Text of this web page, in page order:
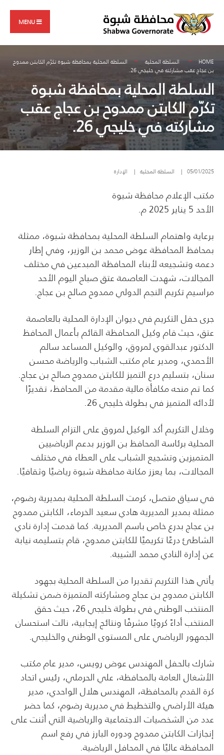
content
MENU
HOME السلطة المحلية
السلطة المحلية بمحافظة شبوة تكرّم الكابتن ممدوح
بن عجاج عقب مشاركته في خليجي 26.
السلطة المحلية بمحافظة شبوة
تكرّم الكابتن ممدوح بن عجاج عقب
مشاركته في خليجي 26.
05/01/2025
| السلطة المحلية | الإدارة
مكتب الإعلام محافظة شبوة
الأحد 5 يناير 2025 م.
برعاية واهتمام السلطة المحلية بمحافظة شبوة، ممثلة
بمحافظ المحافظة عوض محمد بن الوزير، وفي إطار
دعمه وتشجيعه لأبناء المحافظة المبدعين في مختلف
المجالات، شهدت العاصمة عتق صباح اليوم الأحد
مراسيم تكريم النجم الدولي ممدوح صالح بن عجاج.
جرى حفل التكريم في ديوان الإدارة المحلية بالعاصمة
عتق، حيث قام وكيل المحافظة القائم بأعمال المحافظ
الدكتور عبدالقوي لمروق، والوكيل المساعد سالم
الأحمدي، ومدير عام مكتب الشباب والرياضة محسن
سنان، بتسليم درع التميز للكابتن ممدوح صالح بن عجاج.
كما تم منحه مكافأة مالية مقدمة من المحافظ، تقديرًا
لأدائه المتميز في بطولة خليجي 26.
وخلال التكريم أكد الوكيل لمروق على التزام السلطة
المحلية برئاسة المحافظ بن الوزير بدعم الرياضيين
المتميزين وتشجيع الشباب على العطاء في مختلف
المجالات، بما يعزز مكانة محافظة شبوة رياضيًا وثقافيًا.
في سياق متصل، كرمت السلطة المحلية بمديرية رضوم،
ممثلة بمدير المديرية هادي سعيد الخرماء، الكابتن ممدوح
بن عجاج بدرع خاص باسم المديرية. كما قدمت إدارة نادي
الشاطئ درعًا تكريميًا للكابتن ممدوح، قام بتسليمه نيابة
عن إدارة النادي محمد الشيبة.
يأتي هذا التكريم تقديرا من السلطة المحلية بجهود
الكابتن ممدوح بن عجاج ومشاركته المتميزة ضمن تشكيلة
المنتخب الوطني في بطولة خليجي 26، حيث حقق
المنتخب أداءً كرويًا مشرفًا ونتائج إيجابية، نالت استحسان
الجمهور الرياضي على المستوى الوطني والخليجي.
شارك بالحفل المهندس عوض رويس، مدير عام مكتب
الأشغال العامة بالمحافظة، علي الحرملي، رئيس اتحاد
كرة القدم بالمحافظة، المهندس هلال الواحدي، مدير
هيئة الأراضي والتخطيط في مديرية رضوم، كما حضر
عدد من الشخصيات الاجتماعية والرياضية التي أثنت على
إنجازات الكابتن ممدوح ودوره البارز في رفع اسم
المحافظة عاليًا في المحافل الرياضية.
for: